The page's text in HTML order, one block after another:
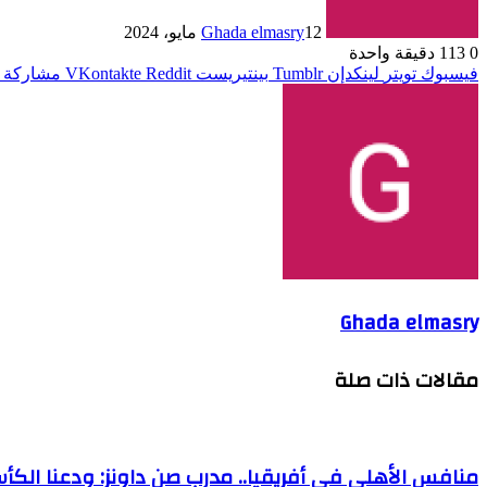
Ghada elmasry12 مايو، 2024
0
دقيقة واحدة
فيسبوك تويتر لينكدإن بينتيريست مشاركة
Ghada elmasry
مقالات ذات صلة
منافس الأهلي في أفريقيا.. مدرب صن داونز: ودعنا